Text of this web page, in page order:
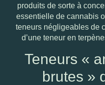
produits de sorte à
essentielle de cannabis
teneurs négligeables de
d’une teneur en
Teneurs «
brutes »